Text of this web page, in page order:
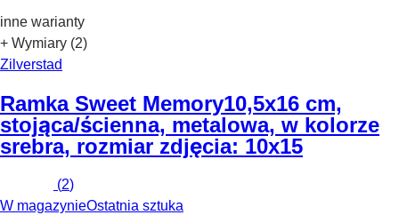
inne warianty
+ Wymiary (2)
Zilverstad
Ramka Sweet Memory10,5x16 cm,
stojąca/ścienna, metalowa, w kolorze
srebra, rozmiar zdjęcia: 10x15
(2)
W magazynieOstatnia sztuka